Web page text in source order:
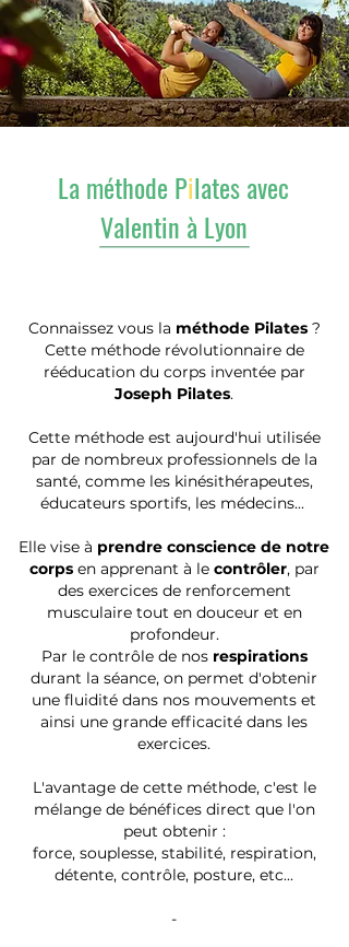
La méthode Pilates avec
Valentin à Lyon
Connaissez vous la méthode Pilates?
Cette méthode révolutionnaire de
rééducation du corps inventée par
Joseph Pilates.
Cette méthode est aujourd'hui utilisée
par de nombreux professionnels de la
santé, comme les kinésithérapeutes,
éducateurs sportifs, les médecins...
Elle vise à prendre conscience de notre
corpsen apprenant à le contrôler, par
des exercices de renforcement
musculaire tout en douceur et en
profondeur.
Par le contrôle de nos respirations
durant la séance, on permet d'obtenir
une fluidité dans nos mouvements et
ainsi une grande efficacité dans les
exercices.
L'avantage de cette méthode, c'est le
mélange de bénéfices direct que l'on
peut obtenir :
force, souplesse, stabilité, respiration,
détente, contrôle, posture, etc...
-